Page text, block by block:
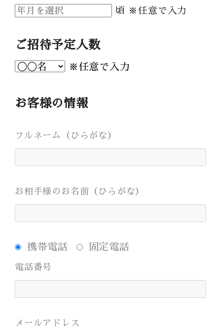
成約者サイト
follow us
Facebook Wedding
頃 ※任意で入力
ご招待予定人数
※任意で入力
お客様の情報
フルネーム（ひらがな）
お相手様のお名前（ひらがな）
携帯電話 固定電話
電話番号
メールアドレス